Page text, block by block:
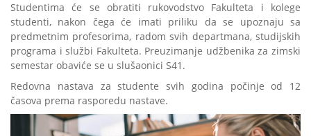
Studentima će se obratiti rukovodstvo Fakulteta i kolege
studenti, nakon čega će imati priliku da se upoznaju sa
predmetnim profesorima, radom svih departmana, studijskih
programa i službi Fakulteta. Preuzimanje udžbenika za zimski
semestar obaviće se u slušaonici S41.
Redovna nastava za studente svih godina počinje od 12
časova prema rasporedu nastave.